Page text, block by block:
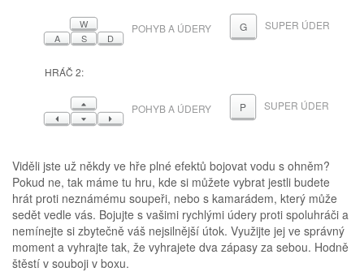
W
A
S D
POHYB A ÚDERY G SUPER ÚDER
HRÁČ 2:
NAHORU
VLEVODOLŮVPRAVO
POHYB A ÚDERY P SUPER ÚDER
Viděli jste už někdy ve hře plné efektů bojovat vodu s ohněm?
Pokud ne, tak máme tu hru, kde si můžete vybrat jestli budete
hrát proti neznámému soupeři, nebo s kamarádem, který může
sedět vedle vás. Bojujte s vašimi rychlými údery proti spoluhráči a
nemínejte si zbytečně váš nejsilnější útok. Využijte jej ve správný
moment a vyhrajte tak, že vyhrajete dva zápasy za sebou. Hodně
štěstí v souboji v boxu.